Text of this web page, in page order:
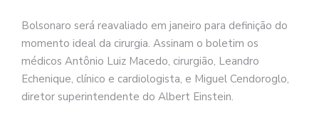
Bolsonaro será reavaliado em janeiro para definição do
momento ideal da cirurgia. Assinam o boletim os
médicos Antônio Luiz Macedo, cirurgião, Leandro
Echenique, clínico e cardiologista, e Miguel Cendoroglo,
diretor superintendente do Albert Einstein.